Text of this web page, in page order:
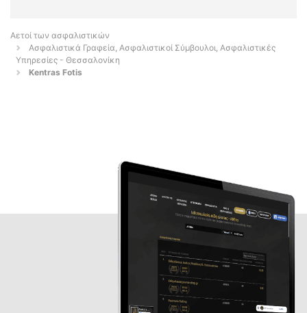
Αετοί των ασφαλιστικών
Ασφαλιστικά Γραφεία, Ασφαλιστικοί Σύμβουλοι, Ασφαλιστικές
Υπηρεσίες - Θεσσαλονίκη
Kentras Fotis